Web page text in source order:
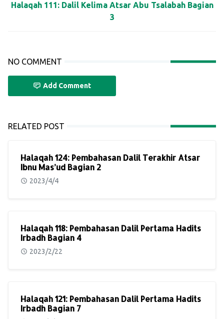
Halaqah 111: Dalil Kelima Atsar Abu Tsalabah Bagian
3
NO COMMENT
Add Comment
RELATED POST
Halaqah 124: Pembahasan Dalil Terakhir Atsar
Ibnu Mas’ud Bagian 2
2023/4/4
Halaqah 118: Pembahasan Dalil Pertama Hadits
Irbadh Bagian 4
2023/2/22
Halaqah 121: Pembahasan Dalil Pertama Hadits
Irbadh Bagian 7